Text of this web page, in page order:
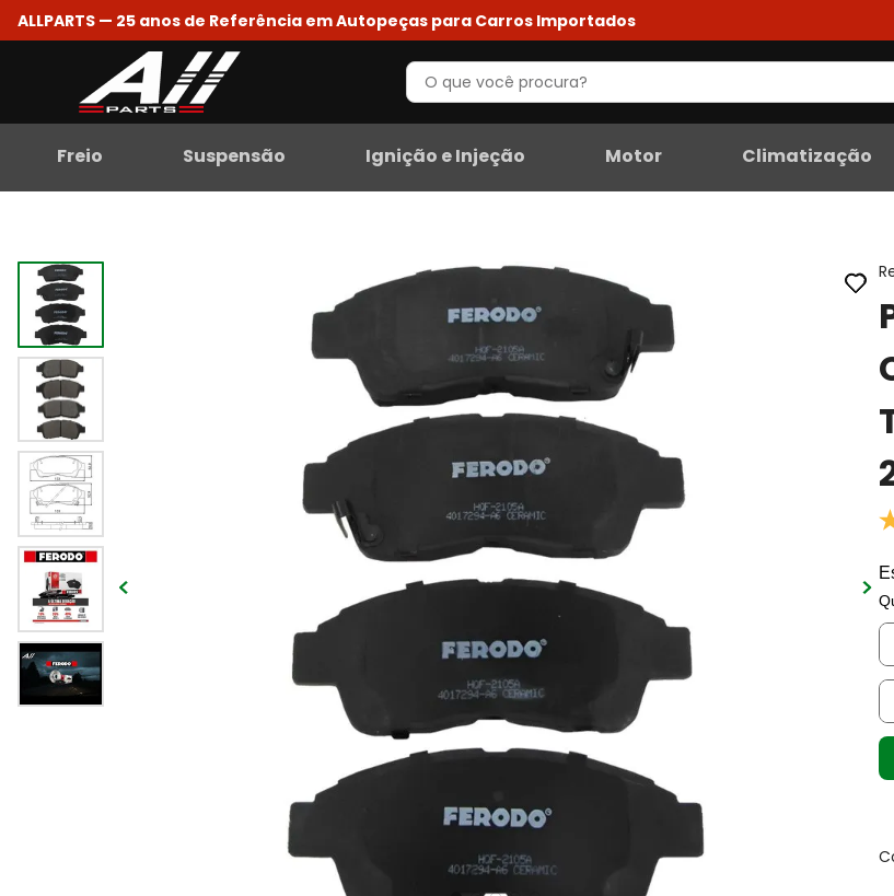
ALLPARTS — 25 anos de Referência em Autopeças para Carros Importados
Freio Suspensão Ignição e Injeção Motor Climatização